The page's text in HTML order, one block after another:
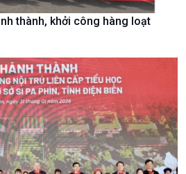
Multimedia
Ảnh
Video
thành, khởi công hàng loạt